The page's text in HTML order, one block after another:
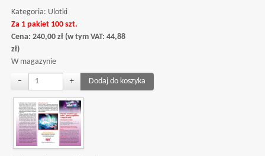
Kategoria: Ulotki
Za 1 pakiet 100 szt.
Cena:240,00 zł (w tym VAT:44,88
zł)
W magazynie
− +